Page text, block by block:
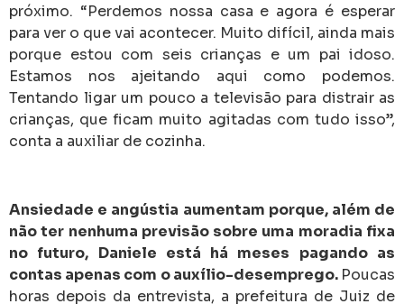
próximo. “Perdemos nossa casa e agora é esperar
para ver o que vai acontecer. Muito difícil, ainda mais
porque estou com seis crianças e um pai idoso.
Estamos nos ajeitando aqui como podemos.
Tentando ligar um pouco a televisão para distrair as
crianças, que ficam muito agitadas com tudo isso”,
conta a auxiliar de cozinha.
Ansiedade e angústia aumentam porque, além de
não ter nenhuma previsão sobre uma moradia fixa
no futuro, Daniele está há meses pagando as
contas apenas com o auxílio-desemprego. Poucas
horas depois da entrevista, a prefeitura de Juiz de